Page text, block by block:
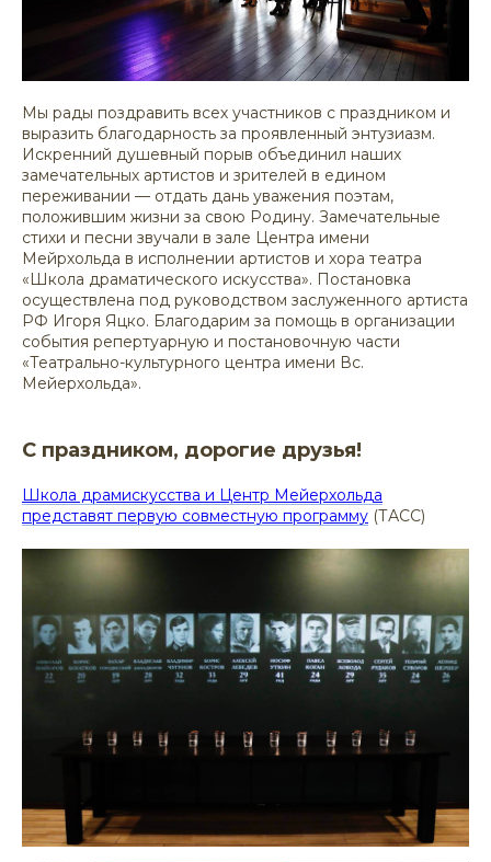
Мы рады поздравить всех участников с праздником и
выразить благодарность за проявленный энтузиазм.
Искренний душевный порыв объединил наших
замечательных артистов и зрителей в едином
переживании — отдать дань уважения поэтам,
положившим жизни за свою Родину. Замечательные
стихи и песни звучали в зале Центра имени
Мейрхольда в исполнении артистов и хора театра
«Школа драматического искусства». Постановка
осуществлена под руководством заслуженного артиста
РФ Игоря Яцко. Благодарим за помощь в организации
события репертуарную и постановочную части
«Театрально-культурного центра имени Вс.
Мейерхольда».
С праздником, дорогие друзья!
Школа драмискусства и Центр Мейерхольда
представят первую совместную программу (ТАСС)